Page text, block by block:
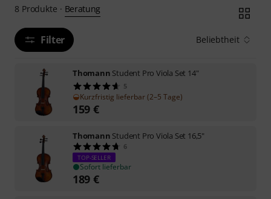
8 Produkte · Beratung
Filter Beliebtheit
Thomann Student Pro Viola Set 14"
5
Kurzfristig lieferbar (2–5 Tage)
159 €
Thomann Student Pro Viola Set 16,5"
6
TOP-SELLER
Sofort lieferbar
189 €